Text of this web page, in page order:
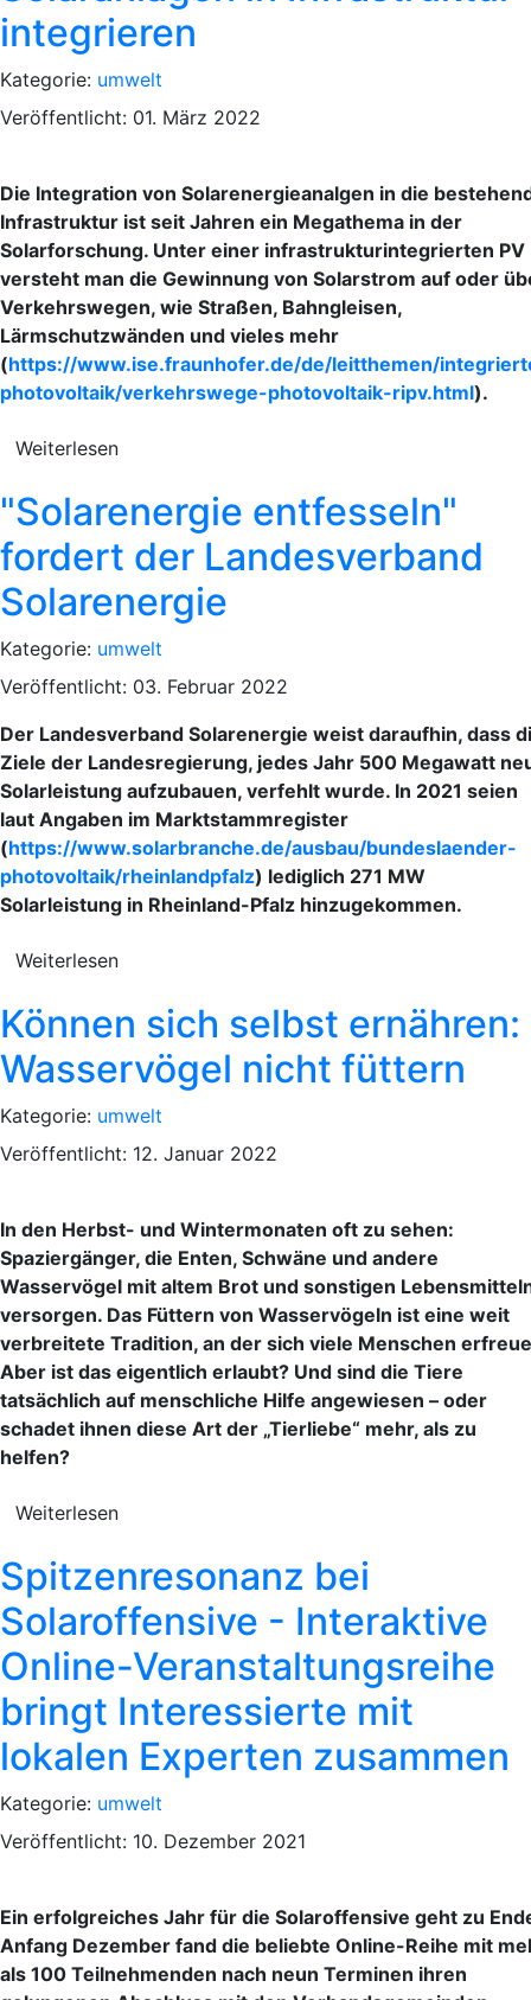
integrieren
Kategorie: umwelt
Veröffentlicht: 01. März 2022
Die Integration von Solarenergieanalgen in die
Infrastruktur ist seit Jahren ein Megathema in der
Solarforschung. Unter einer infrastrukturintegrierten PV
versteht man die Gewinnung von Solarstrom auf oder
Verkehrswegen, wie Straßen, Bahngleisen,
Lärmschutzwänden und vieles mehr
(https://www.ise.fraunhofer.de/de/leitthemen/
photovoltaik/verkehrswege-photovoltaik-ripv.html).
Weiterlesen
"Solarenergie entfesseln"
fordert der Landesverband
Solarenergie
Kategorie: umwelt
Veröffentlicht: 03. Februar 2022
Der Landesverband Solarenergie weist daraufhin, dass
Ziele der Landesregierung, jedes Jahr 500 Megawatt
Solarleistung aufzubauen, verfehlt wurde. In 2021 seien
laut Angaben im Marktstammregister
(https://www.solarbranche.de/ausbau/bundeslaender-
photovoltaik/rheinlandpfalz) lediglich 271 MW
Solarleistung in Rheinland-Pfalz hinzugekommen.
Weiterlesen
Können sich selbst ernähren:
Wasservögel nicht füttern
Kategorie: umwelt
Veröffentlicht: 12. Januar 2022
In den Herbst- und Wintermonaten oft zu sehen:
Spaziergänger, die Enten, Schwäne und andere
Wasservögel mit altem Brot und sonstigen
versorgen. Das Füttern von Wasservögeln ist eine weit
verbreitete Tradition, an der sich viele Menschen
Aber ist das eigentlich erlaubt? Und sind die Tiere
tatsächlich auf menschliche Hilfe angewiesen – oder
schadet ihnen diese Art der „Tierliebe“ mehr, als zu
helfen?
Weiterlesen
Spitzenresonanz bei
Solaroffensive - Interaktive
Online-Veranstaltungsreihe
bringt Interessierte mit
lokalen Experten zusammen
Kategorie: umwelt
Veröffentlicht: 10. Dezember 2021
Ein erfolgreiches Jahr für die Solaroffensive geht zu
Anfang Dezember fand die beliebte Online-Reihe mit
als 100 Teilnehmenden nach neun Terminen ihren